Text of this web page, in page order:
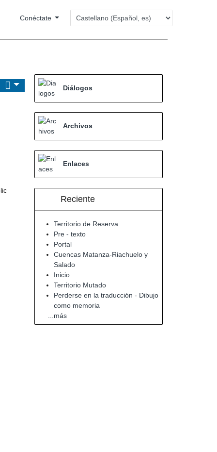
Conéctate
Diálogos
Archivos
Enlaces
Reciente
Territorio de Reserva
Pre - texto
Portal
Cuencas Matanza-Riachuelo y
Salado
Inicio
Territorio Mutado
Perderse en la traducción - Dibujo
como memoria
...más